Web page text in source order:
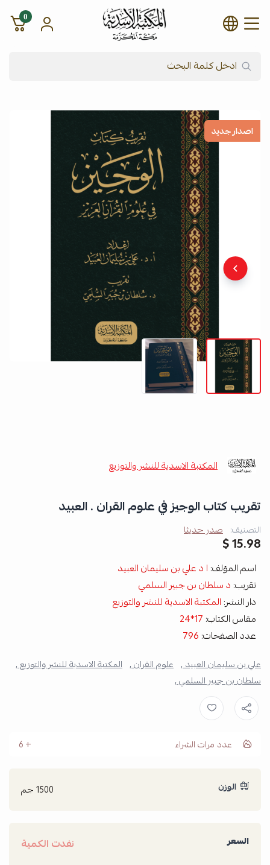
شركة المكتبة الأسدية للنشر
0
اصدار جديد
المكتبة الاسدية للنشر والتوزيع
تقريب كتاب الوجيز في علوم القران . العبيد
التصنيف: صدر حديثا
15.98 $
اسم المؤلف: ا د علي بن سليمان العبيد
تقريب: د سلطان بن جبير السلمي
دار النشر: المكتبة الاسدية للنشر والتوزيع
مقاس الكتاب: 17*24
عدد الصفحات: 796
علي بن سليمان العبيد , علوم القران , المكتبة الاسدية للنشر والتوزيع ,
سلطان بن جبير السلمي ,
عدد مرات الشراء 6
الوزن 1500 جم
السعر نفدت الكمية